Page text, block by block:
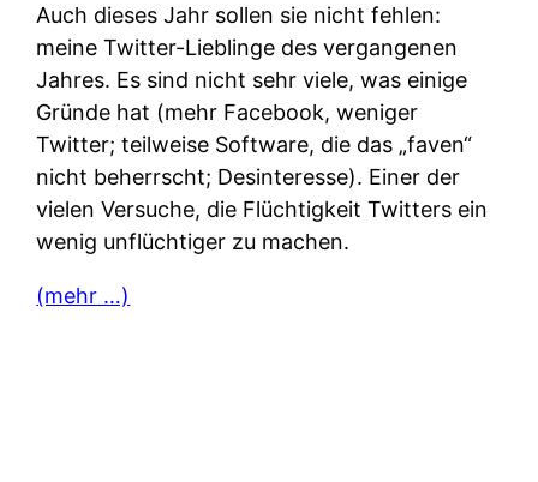
Auch dieses Jahr sollen sie nicht fehlen:
meine Twitter-Lieblinge des vergangenen
Jahres. Es sind nicht sehr viele, was einige
Gründe hat (mehr Facebook, weniger
Twitter; teilweise Software, die das „faven“
nicht beherrscht; Desinteresse). Einer der
vielen Versuche, die Flüchtigkeit Twitters ein
wenig unflüchtiger zu machen.
(mehr …)